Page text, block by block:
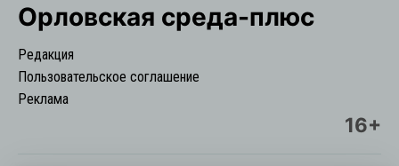
Орловская cреда-плюс
Редакция
Пользовательское соглашение
Реклама
16+